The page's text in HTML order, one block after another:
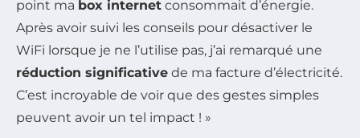
point ma box internet consommait d’énergie.
Après avoir suivi les conseils pour désactiver le
WiFi lorsque je ne l’utilise pas, j’ai remarqué une
réduction significative de ma facture d’électricité.
C’est incroyable de voir que des gestes simples
peuvent avoir un tel impact ! »